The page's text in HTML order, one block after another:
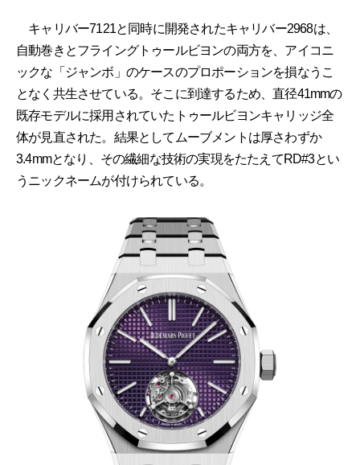
キャリバー7121と同時に開発されたキャリバー2968は、
自動巻きとフライングトゥールビヨンの両方を、アイコニ
ックな「ジャンボ」のケースのプロポーションを損なうこ
となく共生させている。そこに到達するため、直径41mmの
既存モデルに採用されていたトゥールビヨンキャリッジ全
体が見直された。結果としてムーブメントは厚さわずか
3.4mmとなり、その繊細な技術の実現をたたえてRD#3とい
うニックネームが付けられている。